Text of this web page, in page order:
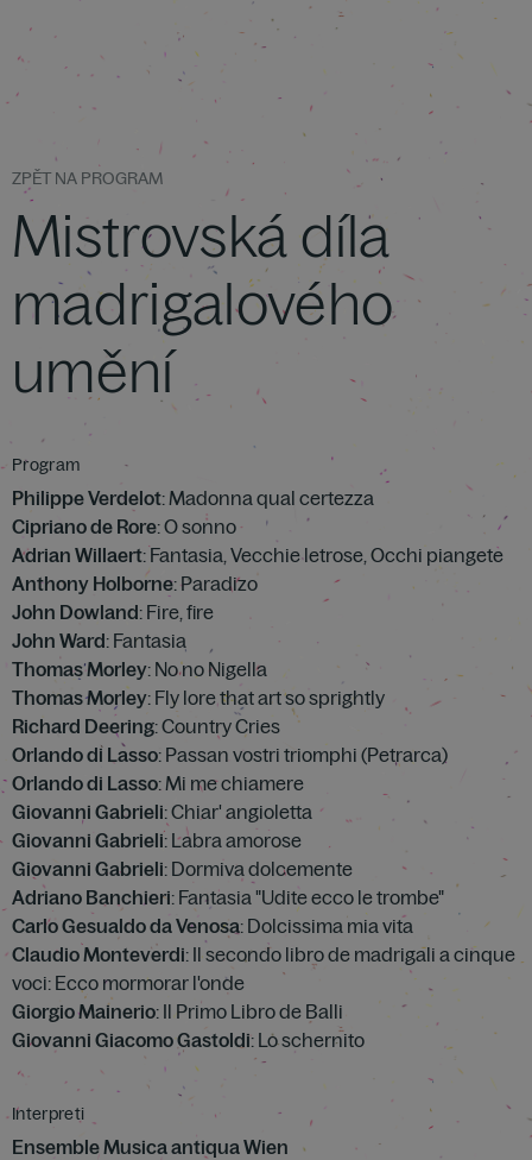
ZPĚT NA PROGRAM
Mistrovská díla
madrigalového
umění
Program
Philippe Verdelot: Madonna qual certezza
Cipriano de Rore: O sonno
Adrian Willaert: Fantasia, Vecchie letrose, Occhi piangete
Anthony Holborne: Paradizo
John Dowland: Fire, fire
John Ward: Fantasia
Thomas Morley: No no Nigella
Thomas Morley: Fly lore that art so sprightly
Richard Deering: Country Cries
Orlando di Lasso: Passan vostri triomphi (Petrarca)
Orlando di Lasso: Mi me chiamere
Giovanni Gabrieli: Chiar' angioletta
Giovanni Gabrieli: Labra amorose
Giovanni Gabrieli: Dormiva dolcemente
Adriano Banchieri: Fantasia "Udite ecco le trombe"
Carlo Gesualdo da Venosa: Dolcissima mia vita
Claudio Monteverdi: Il secondo libro de madrigali a cinque
voci: Ecco mormorar l'onde
Giorgio Mainerio: Il Primo Libro de Balli
Giovanni Giacomo Gastoldi: Lo schernito
Interpreti
Ensemble Musica antiqua Wien